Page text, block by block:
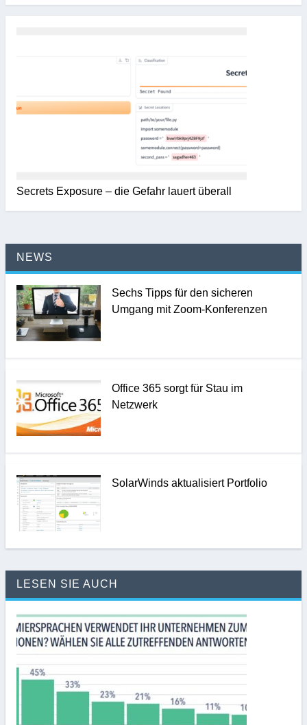
Secrets Exposure – die Gefahr lauert überall
NEWS
Sechs Tipps für den sicheren
Umgang mit Zoom-Konferenzen
Office 365 sorgt für Stau im
Netzwerk
SolarWinds aktualisiert Portfolio
LESEN SIE AUCH